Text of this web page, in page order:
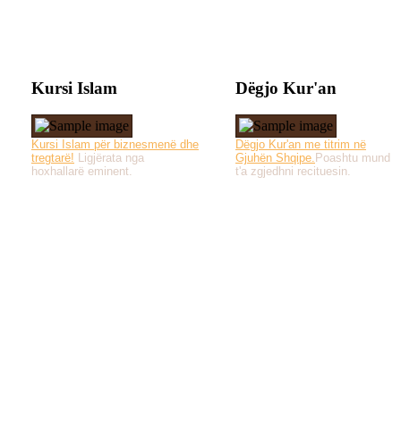
Kursi Islam
Kursi Islam për biznesmenë dhe
tregtarë! Ligjërata nga
hoxhallarë eminent.
Dëgjo Kur'an
Dëgjo Kur'an me titrim në
Gjuhën Shqipe. Poashtu mund
t'a zgjedhni recituesin.